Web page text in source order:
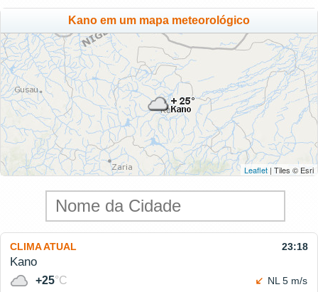
Kano em um mapa meteorológico
Leaflet | Tiles © Esri
CLIMA ATUAL 23:18
Kano
+25°C
NL 5 m/s